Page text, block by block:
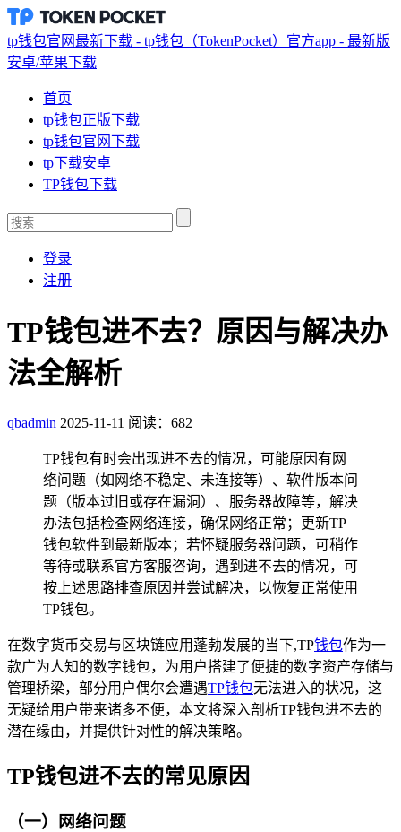
tp钱包官网最新下载 - tp钱包（TokenPocket）官方app - 最新版
安卓/苹果下载
首页
tp钱包正版下载
tp钱包官网下载
tp下载安卓
TP钱包下载
登录
注册
TP钱包进不去？原因与解决办
法全解析
qbadmin 2025-11-11 阅读：682
TP钱包有时会出现进不去的情况，可能原因有网
络问题（如网络不稳定、未连接等）、软件版本问
题（版本过旧或存在漏洞）、服务器故障等，解决
办法包括检查网络连接，确保网络正常；更新TP
钱包软件到最新版本；若怀疑服务器问题，可稍作
等待或联系官方客服咨询，遇到进不去的情况，可
按上述思路排查原因并尝试解决，以恢复正常使用
TP钱包。
在数字货币交易与区块链应用蓬勃发展的当下,TP钱包作为一
款广为人知的数字钱包，为用户搭建了便捷的数字资产存储与
管理桥梁，部分用户偶尔会遭遇TP钱包无法进入的状况，这
无疑给用户带来诸多不便，本文将深入剖析TP钱包进不去的
潜在缘由，并提供针对性的解决策略。
TP钱包进不去的常见原因
（一）网络问题